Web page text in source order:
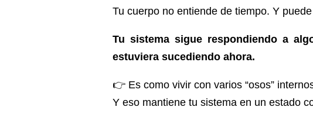
Tu cuerpo no entiende de tiempo. Y
Tu sistema sigue respondiendo a
estuviera sucediendo ahora.
👉 Es como vivir con varios “osos”
Y eso mantiene tu sistema en un estado